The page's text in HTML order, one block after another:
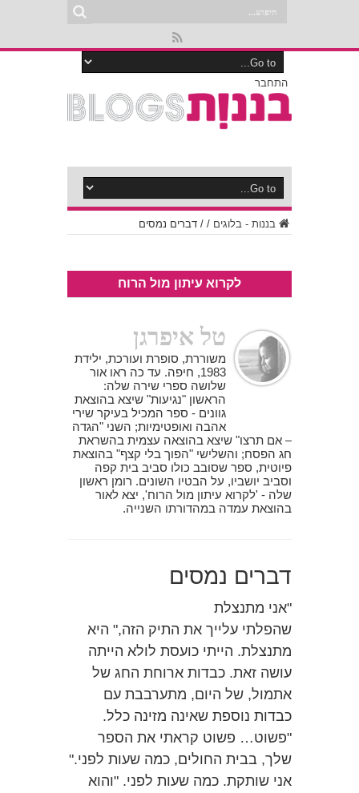
התחבר
בננות - בלוגים /
/ דברים נמסים
לקרוא עיתון מול הרוח
טל איפרגן
משוררת, סופרת ועורכת, ילידת
1983, חיפה. עד כה ראו אור
שלושה ספרי שירה שלה:
הראשון "נגיעות" שיצא בהוצאת
גוונים - ספר המכיל בעיקר שירי
אהבה ואופטימיות; השני "הגדה
– אם תרצו" שיצא בהוצאה עצמית בהשראת
חג הפסח; והשלישי "הפוך בלי קצף" בהוצאת
פיוטית, ספר שסובב כולו סביב בית קפה
וסביב יושביו, על הבטיו השונים. רומן ראשון
שלה - 'לקרוא עיתון מול הרוח', יצא לאור
בהוצאת עמדה במהדורתו השנייה.
דברים נמסים
"אני מתנצלת
שהפלתי עלייך את התיק הזה," היא
מתנצלת. הייתי כועסת לולא הייתה
עושה זאת. כבדות ארוחת החג של
אתמול, של היום, מתערבבת עם
כבדות נוספת שאינה מזינה כלל.
"פשוט… פשוט קראתי את הספר
שלך, בבית החולים, כמה שעות לפני."
אני שותקת. כמה שעות לפני. "והוא